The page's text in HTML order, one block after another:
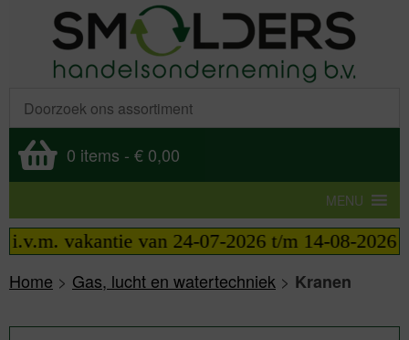
0 items - € 0,00
MENU
van 24-07-2026 t/m 14-08-2026
Home > Gas, lucht en watertechniek > Kranen